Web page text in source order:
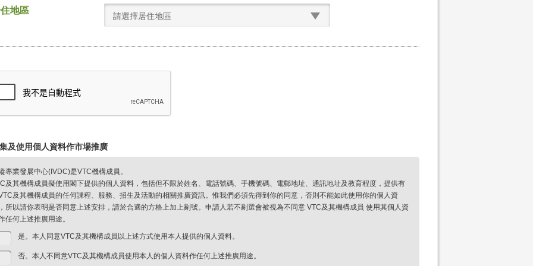
地區
請選擇居住地區
及使用個人資料作市場推廣
專業發展中心(IVDC)是VTC機構成員。
及其機構成員擬使用閣下提供的個人資料，包括但不限於姓名、電話號碼、手機號碼、電郵地址、通訊地址及教育程度，提供有
及其機構成員的任何課程、服務、招生及活動的相關推廣資訊。惟我們必須先得到你的同意，否則不能如此使用你的個人資
所以請你表明是否同意上述安排，請於合適的方格上加上剔號。申請人若不剔選會被視為不同意 VTC及其機構成員 使用其個人資
任何上述推廣用途。
是。本人同意VTC及其機構成員以上述方式使用本人提供的個人資料。
否。本人不同意VTC及其機構成員使用本人的個人資料作任何上述推廣用途。